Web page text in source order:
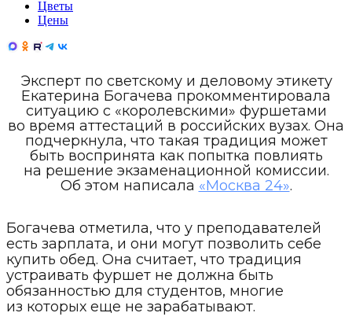
Цветы
Цены
Эксперт по светскому и деловому этикету
Екатерина Богачева прокомментировала
ситуацию с «королевскими» фуршетами
во время аттестаций в российских вузах. Она
подчеркнула, что такая традиция может
быть воспринята как попытка повлиять
на решение экзаменационной комиссии.
Об этом написала «Москва 24».
Богачева отметила, что у преподавателей
есть зарплата, и они могут позволить себе
купить обед. Она считает, что традиция
устраивать фуршет не должна быть
обязанностью для студентов, многие
из которых еще не зарабатывают.